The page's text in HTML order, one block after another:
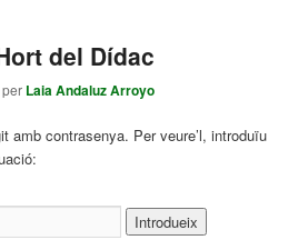
del Dídac
per Laia Andaluz Arroyo
amb contrasenya. Per veure’l, introduïu